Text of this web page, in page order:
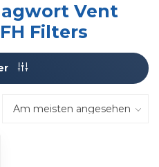
Vent
Filters